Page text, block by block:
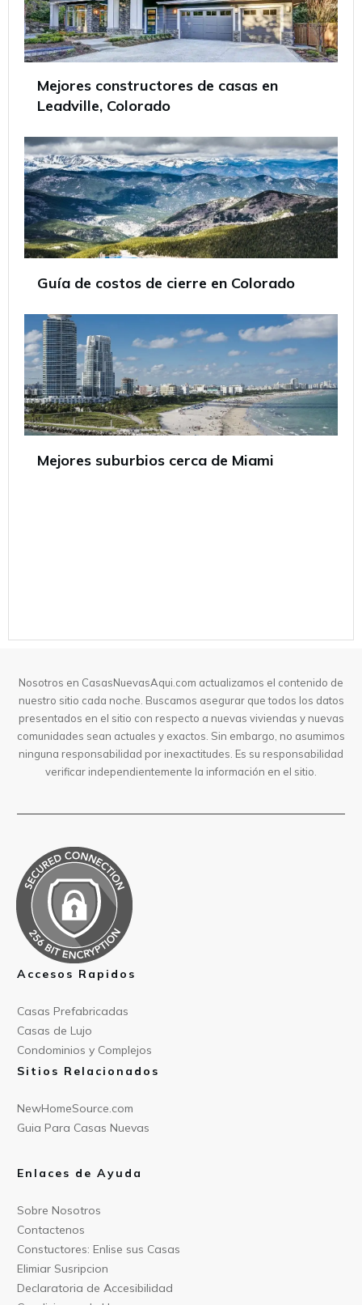
Mejores constructores de casas en
Leadville, Colorado
Guía de costos de cierre en Colorado
Mejores suburbios cerca de Miami
Nosotros en CasasNuevasAqui.com actualizamos el contenido de
nuestro sitio cada noche. Buscamos asegurar que todos los datos
presentados en el sitio con respecto a nuevas viviendas y nuevas
comunidades sean actuales y exactos. Sin embargo, no asumimos
ninguna responsabilidad por inexactitudes. Es su responsabilidad
verificar independientemente la información en el sitio.
Accesos Rapidos
Casas Prefabricadas
Casas de Lujo
Condominios y Complejos
Sitios Relacionados
NewHomeSource.com
Guia Para Casas Nuevas
Enlaces de Ayuda
Sobre Nosotros
Contactenos
Constuctores: Enlise sus Casas
Elimiar Susripcion
Declaratoria de Accesibilidad